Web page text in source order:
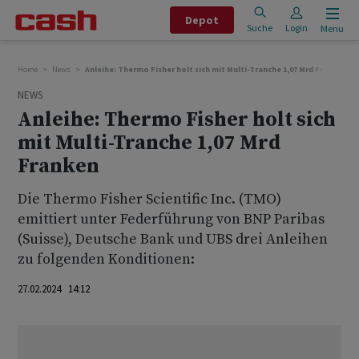
Depot
Suche Login Menu
Home News Anleihe: Thermo Fisher holt sich mit Multi-Tranche 1,07 Mrd Franken
NEWS
Anleihe: Thermo Fisher holt sich
mit Multi-Tranche 1,07 Mrd
Franken
Die Thermo Fisher Scientific Inc. (TMO)
emittiert unter Federführung von BNP Paribas
(Suisse), Deutsche Bank und UBS drei Anleihen
zu folgenden Konditionen:
27.02.2024 14:12